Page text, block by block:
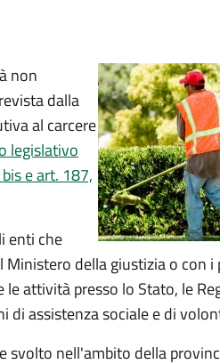
non
dalla
al carcere
legislativo
e art. 187,
enti che
della giustizia o con i
le attività presso lo Stato, le
di assistenza sociale e di
svolto nell'ambito della